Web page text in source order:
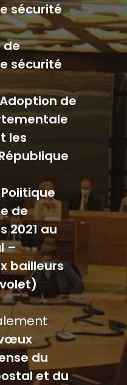
sécurité
de
sécurité
de
les
Politique
de
2021 au
–
bailleurs
du
et du